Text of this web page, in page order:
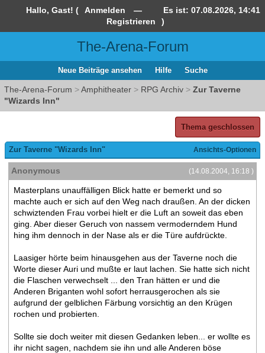
Es ist: 07.08.2026, 14:41
Hallo, Gast! ( Anmelden
—
Registrieren
)
The-Arena-Forum
Neue Beiträge ansehen Hilfe Suche
The-Arena-Forum >Amphitheater > RPG Archiv > Zur Taverne
"Wizards Inn"
Thema geschlossen
Ansichts-Optionen
Zur Taverne "Wizards Inn"
(14.08.2004, 16:18 )
Anonymous
Masterplans unauffälligen Blick hatte er bemerkt und so
machte auch er sich auf den Weg nach draußen. An der dicken
schwiztenden Frau vorbei hielt er die Luft an soweit das eben
ging. Aber dieser Geruch von nassem vermoderndem Hund
hing ihm dennoch in der Nase als er die Türe aufdrückte.
Laasiger hörte beim hinausgehen aus der Taverne noch die
Worte dieser Auri und mußte er laut lachen. Sie hatte sich nicht
die Flaschen verwechselt ... den Tran hätten er und die
Anderen Briganten wohl sofort herrausgerochen als sie
aufgrund der gelblichen Färbung vorsichtig an den Krügen
rochen und probierten.
Sollte sie doch weiter mit diesen Gedanken leben... er wollte es
ihr nicht sagen, nachdem sie ihn und alle Anderen böse